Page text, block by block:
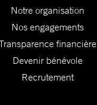
Notre organisation
Nos engagements
financière
Devenir bénévole
Recrutement